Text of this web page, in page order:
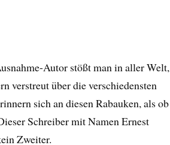
Autor stößt man in aller Welt,
verstreut über die verschiedensten
sich an diesen Rabauken, als ob
Schreiber mit Namen Ernest
Zweiter.